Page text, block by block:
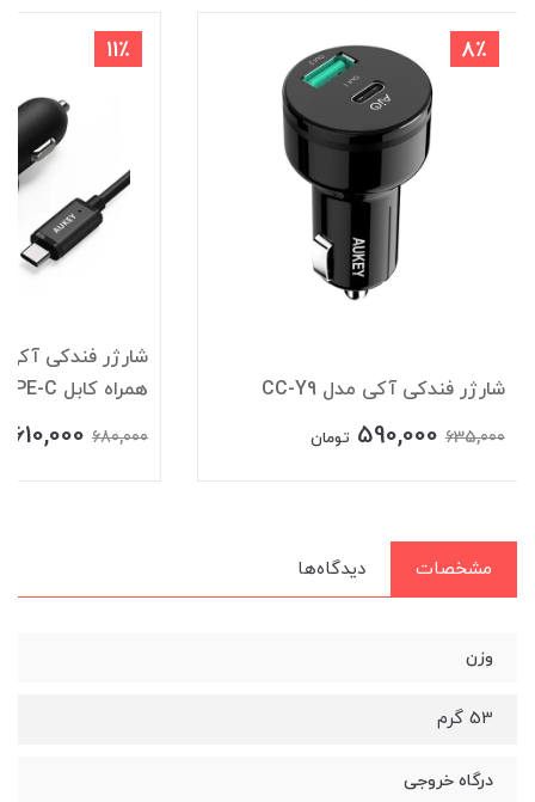
8٪
شارژر فندکی آکی مدل CC-Y9
635,000
590,000 تومان
11٪
همراه کابل TYPE-C
680,000
610,000
مشخصات دیدگاه‌ها
وزن
53 گرم
درگاه خروجی